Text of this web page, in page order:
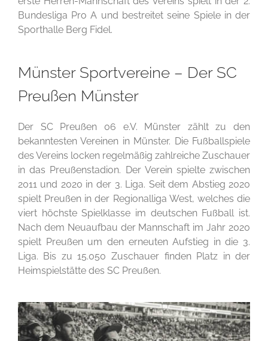
Bundesliga Pro A und bestreitet seine Spiele in der
Sporthalle Berg Fidel.
Münster Sportvereine – Der SC
Preußen Münster
Der SC Preußen 06 e.V. Münster zählt zu den
bekanntesten Vereinen in Münster. Die Fußballspiele
des Vereins locken regelmäßig zahlreiche Zuschauer
in das Preußenstadion. Der Verein spielte zwischen
2011 und 2020 in der 3. Liga. Seit dem Abstieg 2020
spielt Preußen in der Regionalliga West, welches die
viert höchste Spielklasse im deutschen Fußball ist.
Nach dem Neuaufbau der Mannschaft im Jahr 2020
spielt Preußen um den erneuten Aufstieg in die 3.
Liga. Bis zu 15.050 Zuschauer finden Platz in der
Heimspielstätte des SC Preußen.